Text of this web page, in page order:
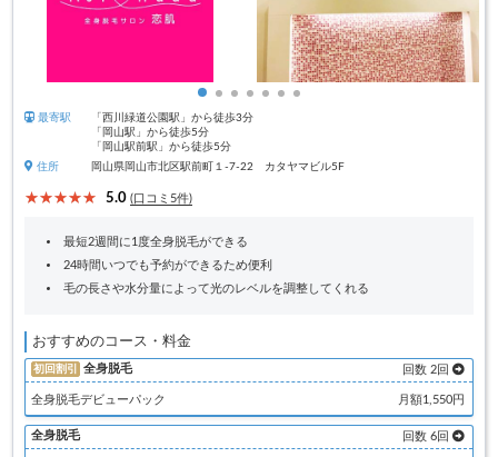
最寄駅
「西川緑道公園駅」から徒歩3分
「岡山駅」から徒歩5分
「岡山駅前駅」から徒歩5分
住所
岡山県岡山市北区駅前町１-7-22 カタヤマビル5F
5.0 (口コミ5件)
最短2週間に1度全身脱毛ができる
24時間いつでも予約ができるため便利
毛の長さや水分量によって光のレベルを調整してくれる
おすすめのコース・料金
初回割引 全身脱毛 回数 2回
全身脱毛デビューパック 月額1,550円
全身脱毛 回数 6回